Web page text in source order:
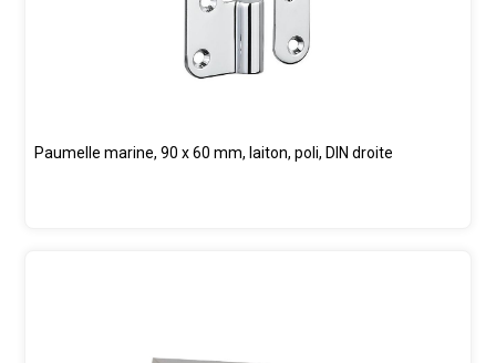
Paumelle marine, 90 x 60 mm, laiton, poli, DIN droite